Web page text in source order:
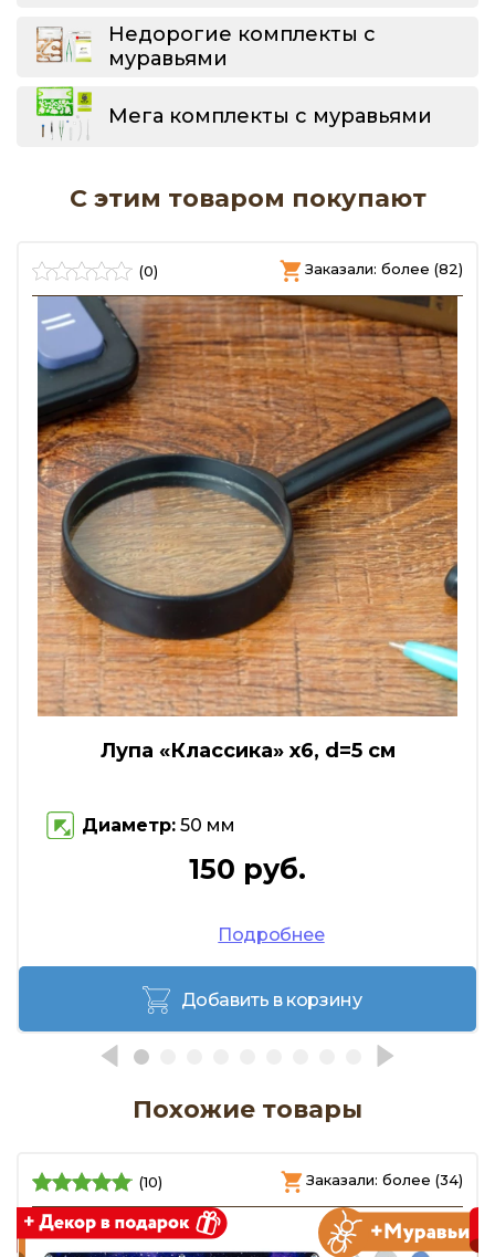
Недорогие комплекты с
муравьями
Мега комплекты с муравьями
С этим товаром покупают
(0) Заказали: более (82)
Лупа «Классика» х6, d=5 см
Диаметр: 50 мм
150 руб.
Подробнее
Добавить в корзину
Похожие товары
(10) Заказали: более (34)